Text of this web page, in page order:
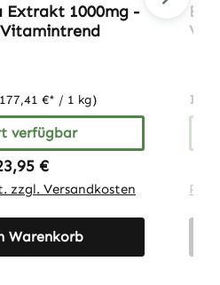
Extrakt 1000mg -
Vitamintrend
€* / 1 kg)
verfügbar
Preis:
€
zzgl. Versandkosten
Warenkorb